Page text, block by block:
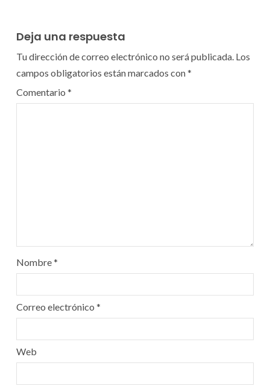
Deja una respuesta
Tu dirección de correo electrónico no será publicada. Los
campos obligatorios están marcados con*
Comentario *
Nombre*
Correo electrónico *
Web